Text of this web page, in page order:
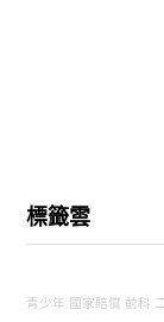
標籤雲
青少年 國家賠償 前科